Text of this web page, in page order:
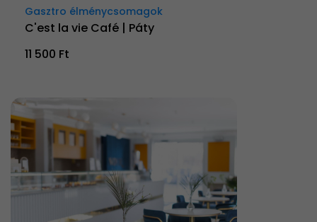
Gasztro élménycsomagok
C'est la vie Café | Páty
11 500 Ft